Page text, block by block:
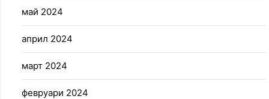
май 2024
април 2024
март 2024
февруари 2024